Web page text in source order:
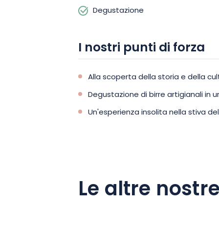
Degustazione
I nostri punti di forza
Alla scoperta della storia e della
Degustazione di birre artigianali in
Un'esperienza insolita nella stiva
Le altre